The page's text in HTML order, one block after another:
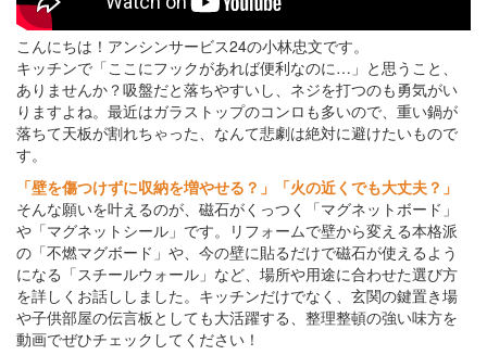
こんにちは！アンシンサービス24の小林忠文です。
キッチンで「ここにフックがあれば便利なのに…」と思うこと、
ありませんか？吸盤だと落ちやすいし、ネジを打つのも勇気がい
りますよね。最近はガラストップのコンロも多いので、重い鍋が
落ちて天板が割れちゃった、なんて悲劇は絶対に避けたいもので
す。
「壁を傷つけずに収納を増やせる？」「火の近くでも大丈夫？」
そんな願いを叶えるのが、磁石がくっつく「マグネットボード」
や「マグネットシール」です。リフォームで壁から変える本格派
の「不燃マグボード」や、今の壁に貼るだけで磁石が使えるよう
になる「スチールウォール」など、場所や用途に合わせた選び方
を詳しくお話ししました。キッチンだけでなく、玄関の鍵置き場
や子供部屋の伝言板としても大活躍する、整理整頓の強い味方を
動画でぜひチェックしてください！